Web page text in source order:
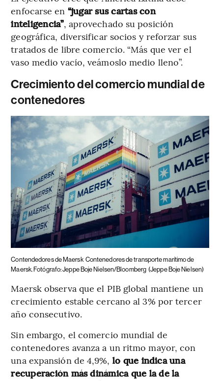
enfocarse en “jugar sus cartas con
inteligencia”, aprovechado su posición
geográfica, diversificar socios y reforzar sus
tratados de libre comercio. “Más que ver el
vaso medio vacío, veámoslo medio lleno”.
Crecimiento del comercio mundial de
contenedores
Contendedores de Maersk Contenedores de transporte marítimo de
Maersk. Fotógrafo: Jeppe Boje Nielsen/Bloomberg (Jeppe Boje Nielsen)
Maersk observa que el PIB global mantiene un
crecimiento estable cercano al 3% por tercer
año consecutivo.
Sin embargo, el comercio mundial de
contenedores avanza a un ritmo mayor, con
una expansión de 4,9%, lo que indica una
recuperación más dinámica que la de la